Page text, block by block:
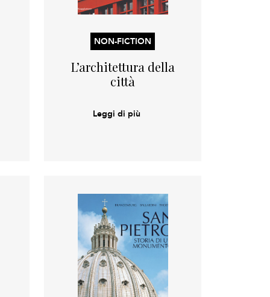
NON-FICTION
L’architettura della
città
Leggi di più